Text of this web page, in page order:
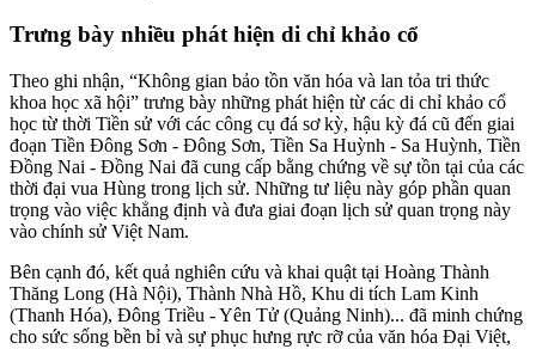
Trưng bày nhiều phát hiện di chỉ khảo cổ
Theo ghi nhận, “Không gian bảo tồn văn hóa và lan tỏa tri thức
khoa học xã hội” trưng bày những phát hiện từ các di chỉ khảo cổ
học từ thời Tiền sử với các công cụ đá sơ kỳ, hậu kỳ đá cũ đến giai
đoạn Tiền Đông Sơn - Đông Sơn, Tiền Sa Huỳnh - Sa Huỳnh, Tiền
Đồng Nai - Đồng Nai đã cung cấp bằng chứng về sự tồn tại của các
thời đại vua Hùng trong lịch sử. Những tư liệu này góp phần quan
trọng vào việc khẳng định và đưa giai đoạn lịch sử quan trọng này
vào chính sử Việt Nam.
Bên cạnh đó, kết quả nghiên cứu và khai quật tại Hoàng Thành
Thăng Long (Hà Nội), Thành Nhà Hồ, Khu di tích Lam Kinh
(Thanh Hóa), Đông Triều - Yên Tử (Quảng Ninh)... đã minh chứng
cho sức sống bền bỉ và sự phục hưng rực rỡ của văn hóa Đại Việt,